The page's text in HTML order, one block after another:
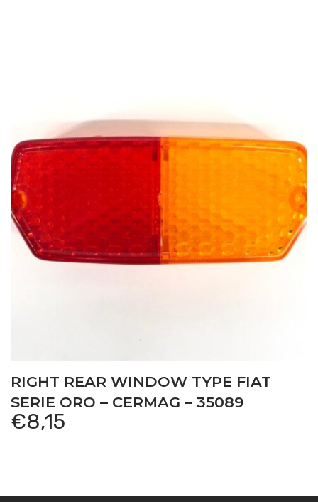
RIGHT REAR WINDOW TYPE FIAT
SERIE ORO – CERMAG – 35089
€8,15